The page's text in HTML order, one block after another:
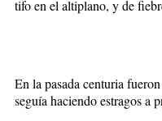
tifo en el altiplano, y de
En la pasada centuria
seguía haciendo estragos a